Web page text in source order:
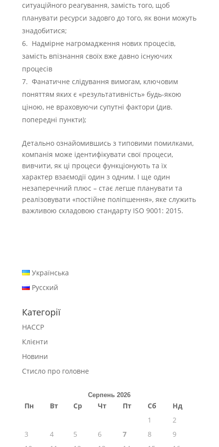
ситуаційного реагування, замість того, щоб
планувати ресурси задовго до того, як вони можуть
знадобитися;
Надмірне нагромадження нових процесів,
замість впізнання своїх вже давно існуючих
процесів
Фанатичне слідування вимогам, ключовим
поняттям яких є «результативність» будь-якою
ціною, не враховуючи супутні фактори (див.
попередні пункти);
Детально ознайомившись з типовими помилками,
компанія може ідентифікувати свої процеси,
вивчити, як ці процеси функціонують та їх
характер взаємодії один з одним. І ще один
незаперечний плюс – стає легше планувати та
реалізовувати «постійне поліпшення», яке служить
важливою складовою стандарту ISO 9001: 2015.
Українська
Русский
Категорії
HACCP
Клієнти
Новини
Стисло про головне
Серпень 2026
Пн Вт Ср Чт Пт Сб
Нд
1
2
3
4 5 6 7 8
9